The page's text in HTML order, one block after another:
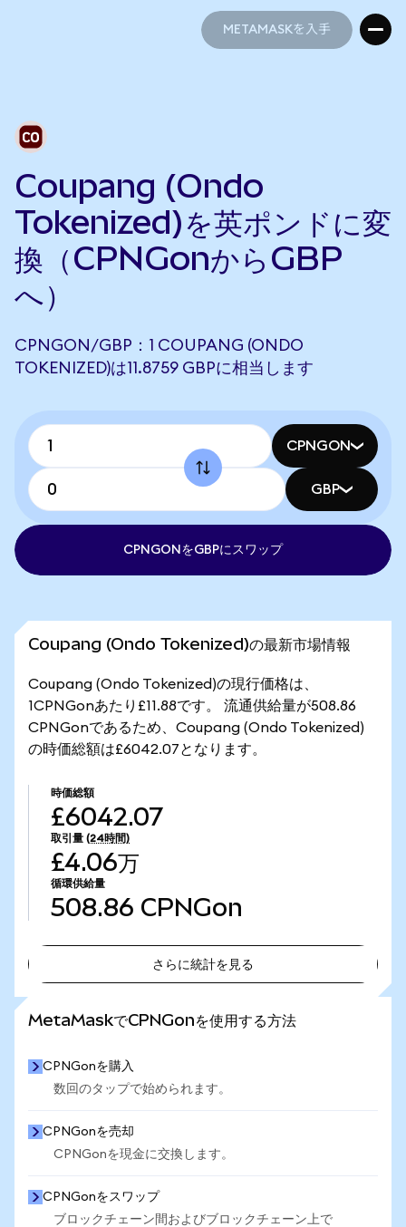
METAMASKを入手
Coupang (Ondo
Tokenized)を英ポンドに変
換（CPNGonからGBP
へ）
CPNGON/GBP：1 COUPANG (ONDO
TOKENIZED)は11.8759 GBPに相当します
CPNGON
GBP
CPNGONをGBPにスワップ
Coupang (Ondo Tokenized)の最新市場情報
Coupang (Ondo Tokenized)の現行価格は、
1CPNGonあたり£11.88です。 流通供給量が508.86
CPNGonであるため、Coupang (Ondo Tokenized)
の時価総額は£6042.07となります。
時価総額
£6042.07
取引量 (24時間)
£4.06万
循環供給量
508.86 CPNGon
さらに統計を見る
MetaMaskでCPNGonを使用する方法
CPNGonを購入
数回のタップで始められます。
CPNGonを売却
CPNGonを現金に交換します。
CPNGonをスワップ
ブロックチェーン間およびブロックチェーン上で